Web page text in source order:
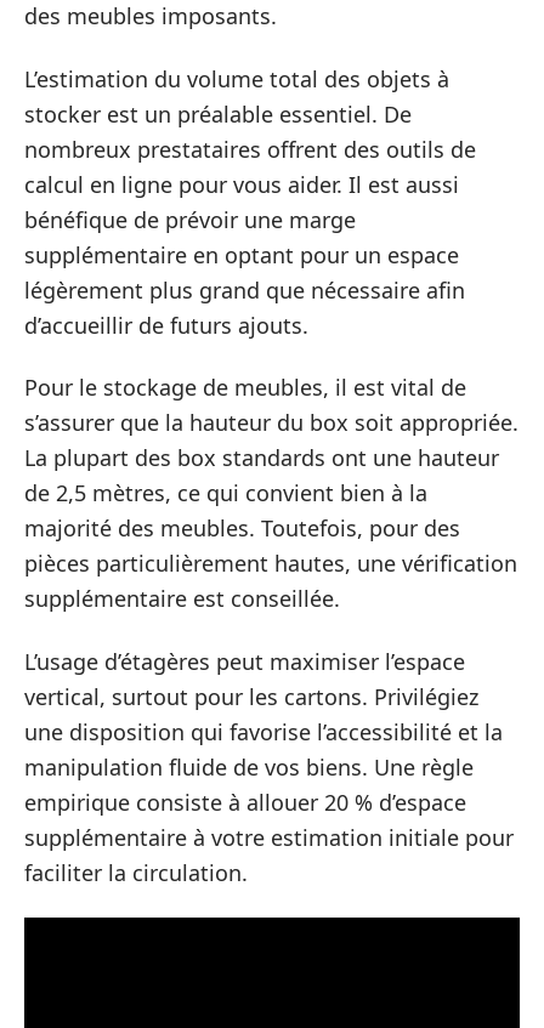
des meubles imposants.
L’estimation du volume total des objets à
stocker est un préalable essentiel. De
nombreux prestataires offrent des outils de
calcul en ligne pour vous aider. Il est aussi
bénéfique de prévoir une marge
supplémentaire en optant pour un espace
légèrement plus grand que nécessaire afin
d’accueillir de futurs ajouts.
Pour le stockage de meubles, il est vital de
s’assurer que la hauteur du box soit appropriée.
La plupart des box standards ont une hauteur
de 2,5 mètres, ce qui convient bien à la
majorité des meubles. Toutefois, pour des
pièces particulièrement hautes, une vérification
supplémentaire est conseillée.
L’usage d’étagères peut maximiser l’espace
vertical, surtout pour les cartons. Privilégiez
une disposition qui favorise l’accessibilité et la
manipulation fluide de vos biens. Une règle
empirique consiste à allouer 20 % d’espace
supplémentaire à votre estimation initiale pour
faciliter la circulation.